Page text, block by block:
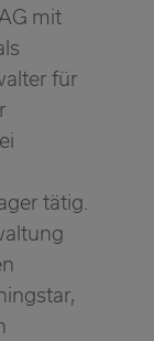
mit
für
tätig.